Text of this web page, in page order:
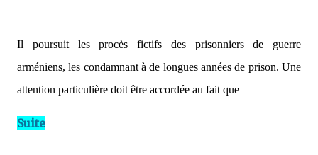
Il poursuit les procès fictifs des prisonniers de guerre
arméniens, les condamnant à de longues années de prison. Une
attention particulière doit être accordée au fait que
Suite